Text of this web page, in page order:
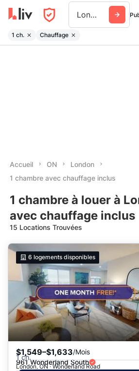
London
1 ch. Chauffage
Accueil ON
London
1 chambre avec chauffage inclus
1 chambre à louer à
avec chauffage inclus
15 Locations Trouvées
Date: les plus récents d’abord
Date: les plus anciens d’abord
Prix - $$$ à $
Prix - $ à $$$
6 logements disponibles
$1,549–$1,633/Mois
1 ch.
961 Wonderland South
London, ON · Wonderland Road